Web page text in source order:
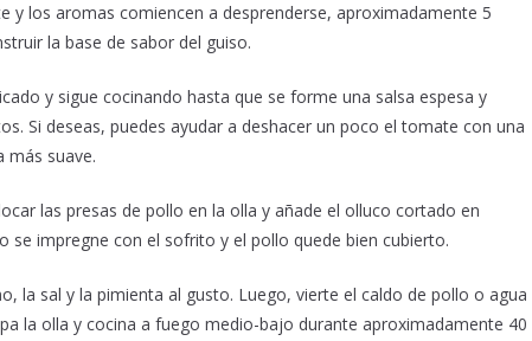
y los aromas comiencen a desprenderse, aproximadamente 5
la base de sabor del guiso.
y sigue cocinando hasta que se forme una salsa espesa y
Si deseas, puedes ayudar a deshacer un poco el tomate con una
más suave.
las presas de pollo en la olla y añade el olluco cortado en
se impregne con el sofrito y el pollo quede bien cubierto.
la sal y la pimienta al gusto. Luego, vierte el caldo de pollo o agua
la olla y cocina a fuego medio-bajo durante aproximadamente 40